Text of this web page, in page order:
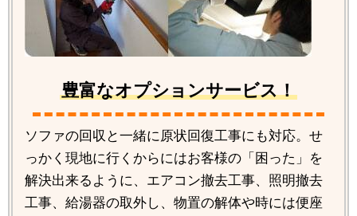
豊富なオプションサービス！
ソファの回収と一緒に原状回復工事にも対応。せ
っかく現地に行くからにはお客様の「困った」を
解決出来るように、エアコン撤去工事、照明撤去
工事、給湯器の取外し、物置の解体や時には便座